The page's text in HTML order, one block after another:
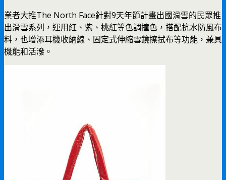
業者大推The North Face針對9天年節計畫出國滑雪的民眾推
出滑雪系列，運用紅、紫、桃紅等色調撞色，搭配抗水防風布
料，也增添耳機收納線、固定式伸縮雪鏡擦拭布等功能，兼具
機能和活潑。